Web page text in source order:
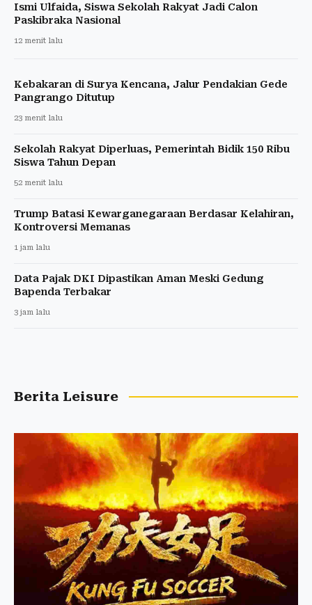
Ismi Ulfaida, Siswa Sekolah Rakyat Jadi Calon
Paskibraka Nasional
12 menit lalu
Kebakaran di Surya Kencana, Jalur Pendakian Gede
Pangrango Ditutup
23 menit lalu
Sekolah Rakyat Diperluas, Pemerintah Bidik 150 Ribu
Siswa Tahun Depan
52 menit lalu
Trump Batasi Kewarganegaraan Berdasar Kelahiran,
Kontroversi Memanas
1 jam lalu
Data Pajak DKI Dipastikan Aman Meski Gedung
Bapenda Terbakar
3 jam lalu
Berita Leisure